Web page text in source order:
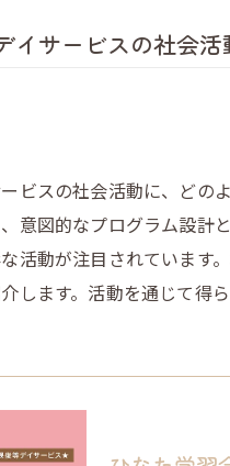
イサービスの社会
ビスの社会活動に、どの
意図的なプログラム設計
活動が注目されています
します。活動を通じて得